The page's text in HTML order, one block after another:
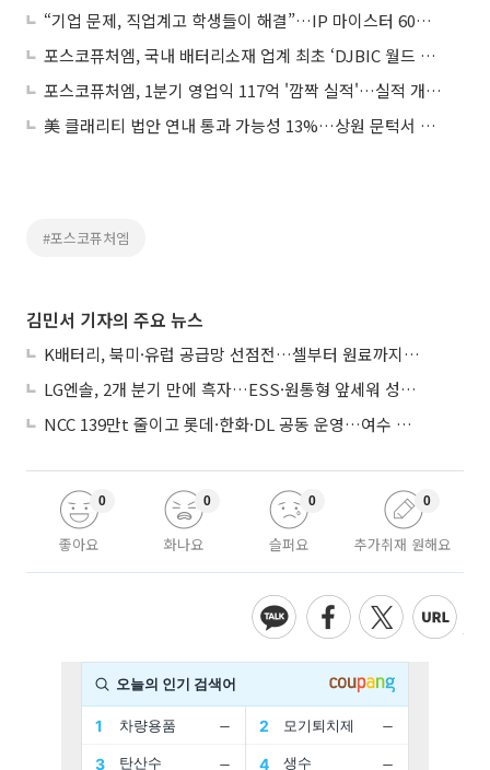
“기업 문제, 직업계고 학생들이 해결”…IP 마이스터 60팀 선발
포스코퓨처엠, 국내 배터리소재 업계 최초 ‘DJBIC 월드 지수’ 편입
포스코퓨처엠, 1분기 영업익 117억 '깜짝 실적'…실적 개선 시동
美 클래리티 법안 연내 통과 가능성 13%…상원 문턱서 제동
#포스코퓨처엠
김민서 기자의 주요 뉴스
K배터리, 북미·유럽 공급망 선점전…셀부터 원료까지 현지화
LG엔솔, 2개 분기 만에 흑자…ESS·원통형 앞세워 성장 가속
NCC 139만t 줄이고 롯데·한화·DL 공동 운영…여수 1호 본궤도
좋아요
0
화나요
0
슬퍼요
0
추가취재 원해요
0